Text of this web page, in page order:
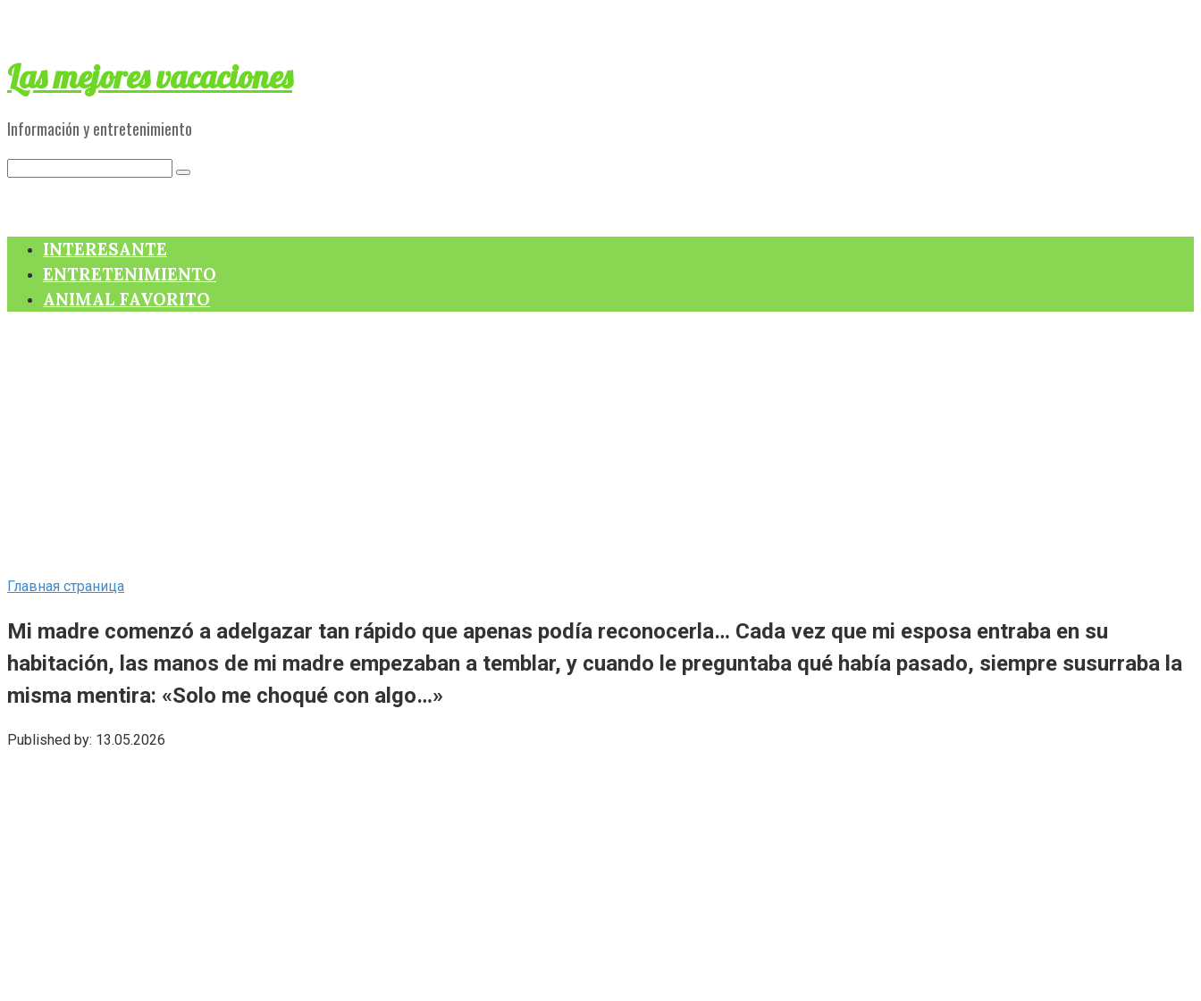
content
Las mejores vacaciones
Información y entretenimiento
INTERESANTE
ENTRETENIMIENTO
ANIMAL FAVORITO
Главная страница
Mi madre comenzó a adelgazar tan rápido que apenas podía reconocerla… Cada vez que mi esposa entraba en su
habitación, las manos de mi madre empezaban a temblar, y cuando le preguntaba qué había pasado, siempre susurraba la
misma mentira: «Solo me choqué con algo…»
Published by: 13.05.2026